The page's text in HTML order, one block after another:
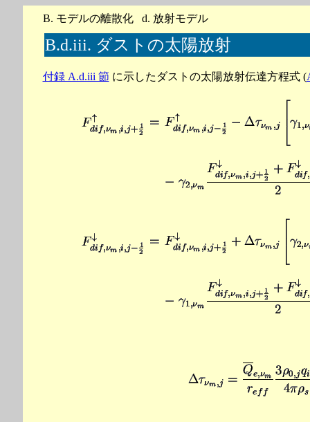
B. モデルの離散化 d. 放射モデル
B.d.iii. ダストの太陽放射
付録 A.d.iii 節 に示したダストの太陽放射伝達方程式 (